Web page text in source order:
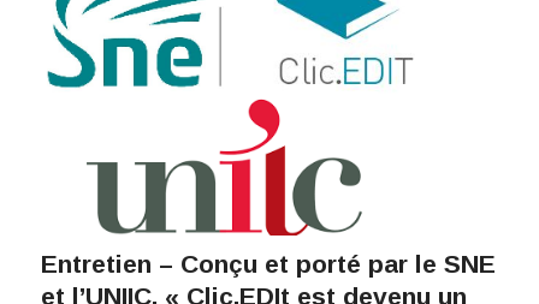
Entretien – Conçu et porté par le SNE
et l’UNIIC, « Clic.EDIt est devenu un